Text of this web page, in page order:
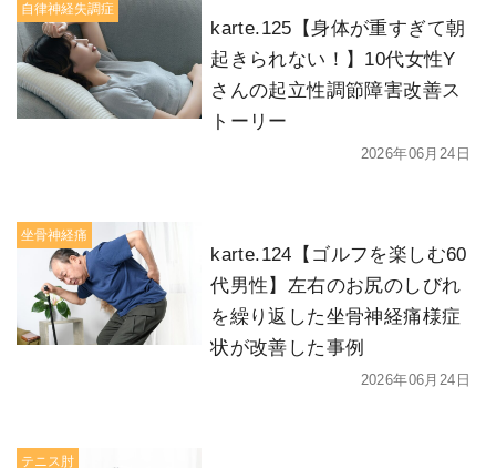
自律神経失調症
karte.125【身体が重すぎて朝
起きられない！】10代女性Y
さんの起立性調節障害改善ス
トーリー
2026年06月24日
坐骨神経痛
karte.124【ゴルフを楽しむ60
代男性】左右のお尻のしびれ
を繰り返した坐骨神経痛様症
状が改善した事例
2026年06月24日
テニス肘